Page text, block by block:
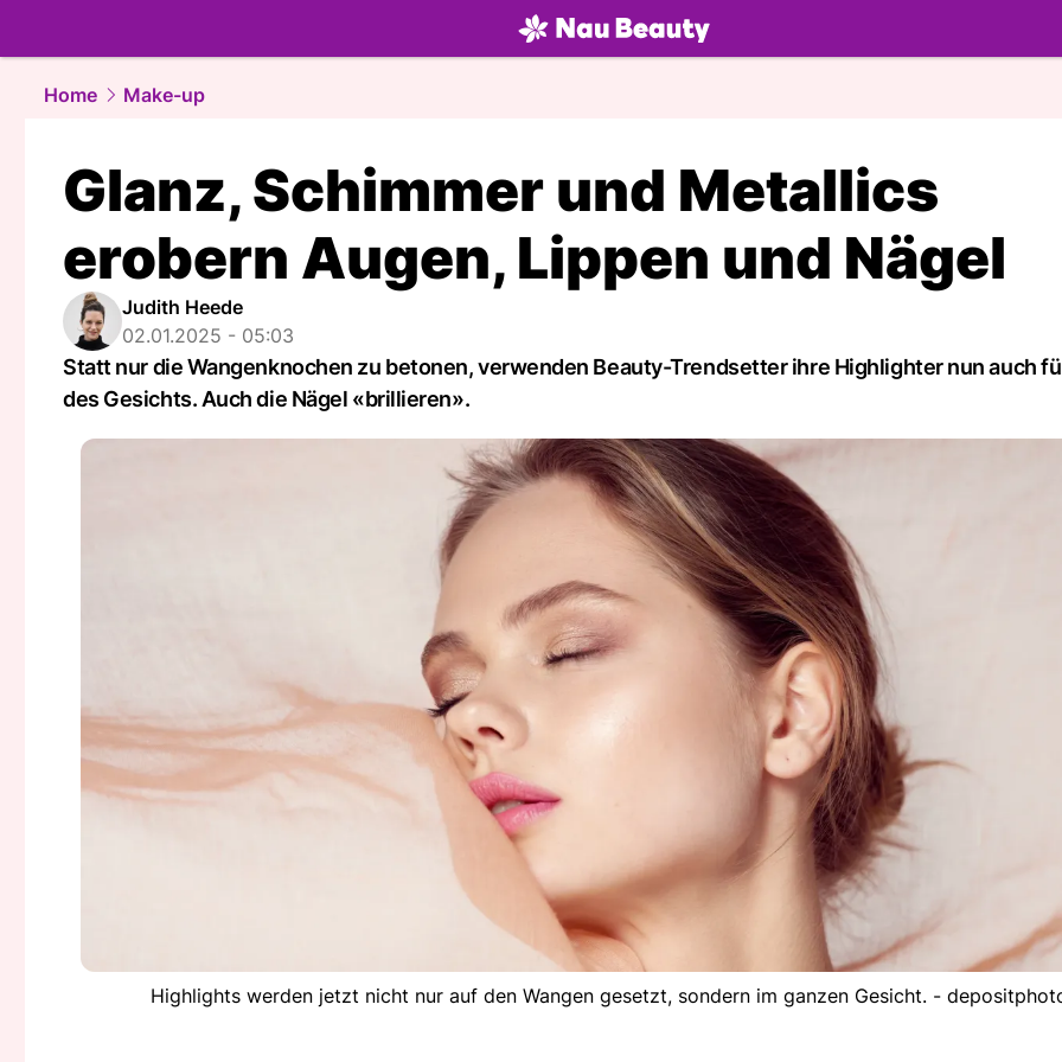
beauty.NAU.ch
Home
Make-up
Glanz, Schimmer und Metallics
erobern Augen, Lippen und Nägel
Judith Heede
02.01.2025 - 05:03
Statt nur die Wangenknochen zu betonen, verwenden Beauty-Trendsetter ihre Highlighter nun auch
des Gesichts. Auch die Nägel «brillieren».
Highlights werden jetzt nicht nur auf den Wangen gesetzt, sondern im ganzen Gesicht. -